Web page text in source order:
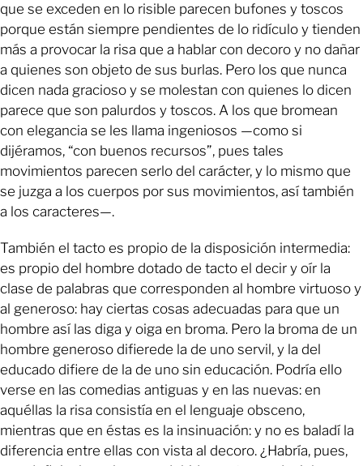
que se exceden en lo risible parecen bufones y toscos
porque están siempre pendientes de lo ridículo y tienden
más a provocar la risa que a hablar con decoro y no dañar
a quienes son objeto de sus burlas. Pero los que nunca
dicen nada gracioso y se molestan con quienes lo dicen
parece que son palurdos y toscos. A los que bromean
con elegancia se les llama ingeniosos —como si
dijéramos, “con buenos recursos”, pues tales
movimientos parecen serlo del carácter, y lo mismo que
se juzga a los cuerpos por sus movimientos, así también
a los caracteres—.
También el tacto es propio de la disposición intermedia:
es propio del hombre dotado de tacto el decir y oír la
clase de palabras que corresponden al hombre virtuoso y
al generoso: hay ciertas cosas adecuadas para que un
hombre así las diga y oiga en broma. Pero la broma de un
hombre generoso difierede la de uno servil, y la del
educado difiere de la de uno sin educación. Podría ello
verse en las comedias antiguas y en las nuevas: en
aquéllas la risa consistía en el lenguaje obsceno,
mientras que en éstas es la insinuación: y no es baladí la
diferencia entre ellas con vista al decoro. ¿Habría, pues,